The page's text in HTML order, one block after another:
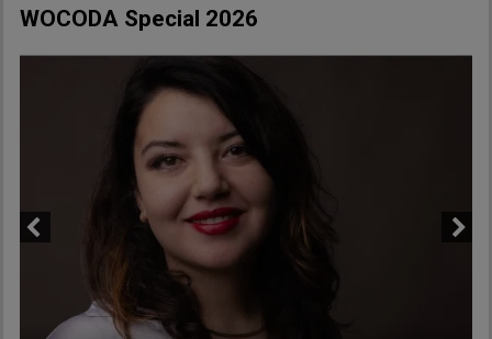
WOCODA Special 2026